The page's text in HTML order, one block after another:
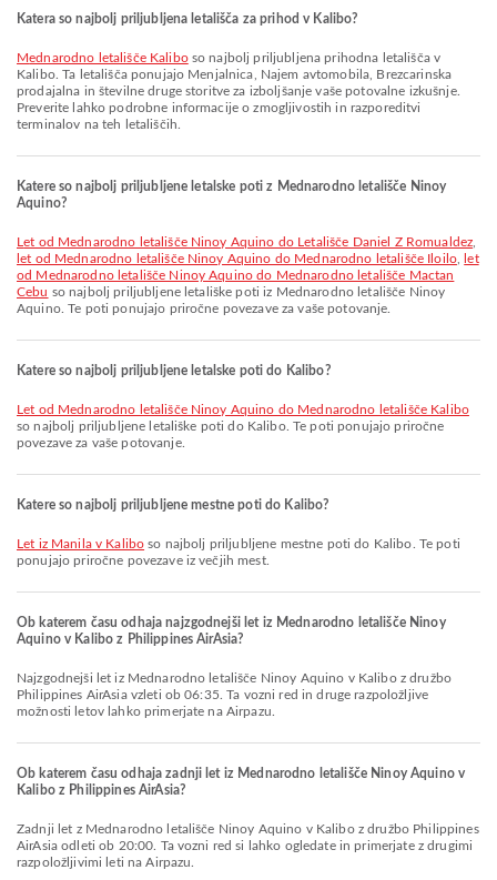
Katera so najbolj priljubljena letališča za prihod v Kalibo?
Mednarodno letališče Kaliboso najbolj priljubljena prihodna letališča v
Kalibo. Ta letališča ponujajo Menjalnica, Najem avtomobila, Brezcarinska
prodajalna in številne druge storitve za izboljšanje vaše potovalne izkušnje.
Preverite lahko podrobne informacije o zmogljivostih in razporeditvi
terminalov na teh letališčih.
Katere so najbolj priljubljene letalske poti z Mednarodno letališče Ninoy
Aquino?
let od Mednarodno letališče Ninoy Aquino do Letališče Daniel Z Romualdez
let od Mednarodno letališče Ninoy Aquino do Mednarodno letališče Iloilo,
let
od Mednarodno letališče Ninoy Aquino do Mednarodno letališče Mactan
Cebu so najbolj priljubljene letališke poti iz Mednarodno letališče Ninoy
Aquino. Te poti ponujajo priročne povezave za vaše potovanje.
Katere so najbolj priljubljene letalske poti do Kalibo?
let od Mednarodno letališče Ninoy Aquino do Mednarodno letališče Kalibo
so najbolj priljubljene letališke poti do Kalibo. Te poti ponujajo priročne
povezave za vaše potovanje.
Katere so najbolj priljubljene mestne poti do Kalibo?
let iz Manila v Kalibo so najbolj priljubljene mestne poti do Kalibo. Te poti
ponujajo priročne povezave iz večjih mest.
Ob katerem času odhaja najzgodnejši let iz Mednarodno letališče Ninoy
Aquino v Kalibo z Philippines AirAsia?
Najzgodnejši let iz Mednarodno letališče Ninoy Aquino v Kalibo z družbo
Philippines AirAsia vzleti ob 06:35. Ta vozni red in druge razpoložljive
možnosti letov lahko primerjate na Airpazu.
Ob katerem času odhaja zadnji let iz Mednarodno letališče Ninoy Aquino v
Kalibo z Philippines AirAsia?
Zadnji let z Mednarodno letališče Ninoy Aquino v Kalibo z družbo Philippines
AirAsia odleti ob 20:00. Ta vozni red si lahko ogledate in primerjate z drugimi
razpoložljivimi leti na Airpazu.